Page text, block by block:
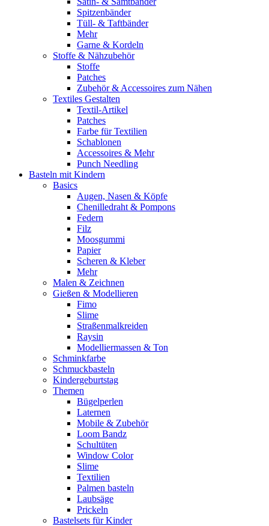
Spitzenbänder
Tüll- & Taftbänder
Mehr
Garne & Kordeln
Stoffe & Nähzubehör
Stoffe
Patches
Zubehör & Accessoires zum Nähen
Textiles Gestalten
Textil-Artikel
Patches
Farbe für Textilien
Schablonen
Accessoires & Mehr
Punch Needling
Basteln mit Kindern
Basics
Augen, Nasen & Köpfe
Chenilledraht & Pompons
Federn
Filz
Moosgummi
Papier
Scheren & Kleber
Mehr
Malen & Zeichnen
Gießen & Modellieren
Fimo
Slime
Straßenmalkreiden
Raysin
Modelliermassen & Ton
Schminkfarbe
Schmuckbasteln
Kindergeburtstag
Themen
Bügelperlen
Laternen
Mobile & Zubehör
Loom Bandz
Schultüten
Window Color
Slime
Textilien
Palmen basteln
Laubsäge
Prickeln
Bastelsets für Kinder